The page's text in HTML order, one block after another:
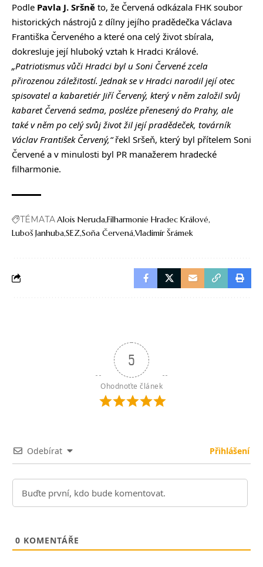
Podle Pavla J. Sršně to, že Červená odkázala FHK soubor
historických nástrojů z dílny jejího pradědečka Václava
Františka Červeného a které ona celý život sbírala,
dokresluje její hluboký vztah k Hradci Králové.
„Patriotismus vůči Hradci byl u Soni Červené zcela
přirozenou záležitostí. Jednak se v Hradci narodil její otec
spisovatel a kabaretiér Jiří Červený, který v něm založil svůj
kabaret Červená sedma, posléze přenesený do Prahy, ale
také v něm po celý svůj život žil její pradědeček, továrník
Václav František Červený,“řekl Sršeň, který byl přítelem Soni
Červené a v minulosti byl PR manažerem hradecké
filharmonie.
TÉMATAAlois NerudaFilharmonie Hradec Králové
Luboš JanhubaSEZSoňa ČervenáVladimír Šrámek
5
Ohodnoťte článek
Odebírat Přihlášení
0 KOMENTÁŘE